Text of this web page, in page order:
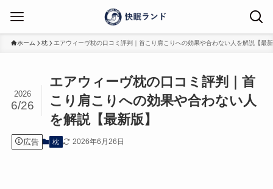
ホーム 枕 エアウィーヴ枕の口コミ評判｜首こり肩こりへの効果や合わない人を解説【最
エアウィーヴ枕の口コミ評判｜首
こり肩こりへの効果や合わない人
を解説【最新版】
2026
6/26
広告 枕 2026年6月26日